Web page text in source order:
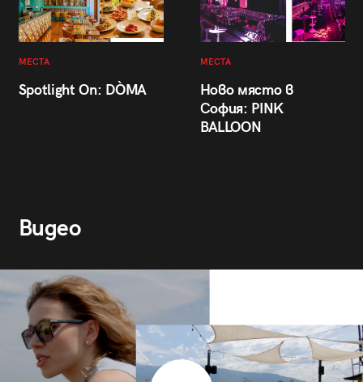
МЕСТА
Spotlight On: DÒMA
МЕСТА
Ново място в
София: PINK
BALLOON
Видео